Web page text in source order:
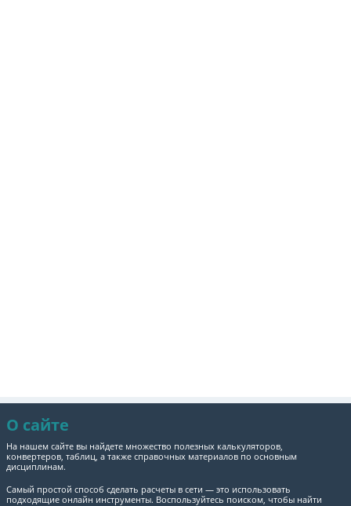
О сайте
На нашем сайте вы найдете множество полезных калькуляторов,
конвертеров, таблиц, а также справочных материалов по основным
дисциплинам.
Самый простой способ сделать расчеты в сети — это использовать
подходящие онлайн инструменты. Воспользуйтесь поиском, чтобы найти